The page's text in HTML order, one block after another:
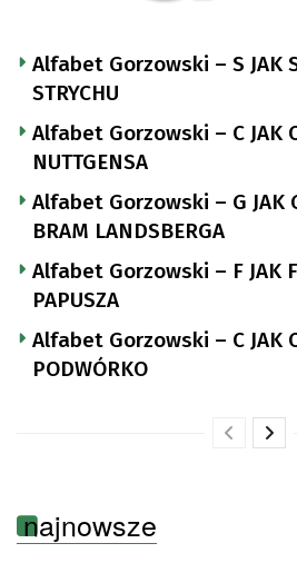
Alfabet Gorzowski – S JAK
STRYCHU
Alfabet Gorzowski – C JAK
NUTTGENSA
Alfabet Gorzowski – G JAK
BRAM LANDSBERGA
Alfabet Gorzowski – F JAK
PAPUSZA
Alfabet Gorzowski – C JAK
PODWÓRKO
najnowsze